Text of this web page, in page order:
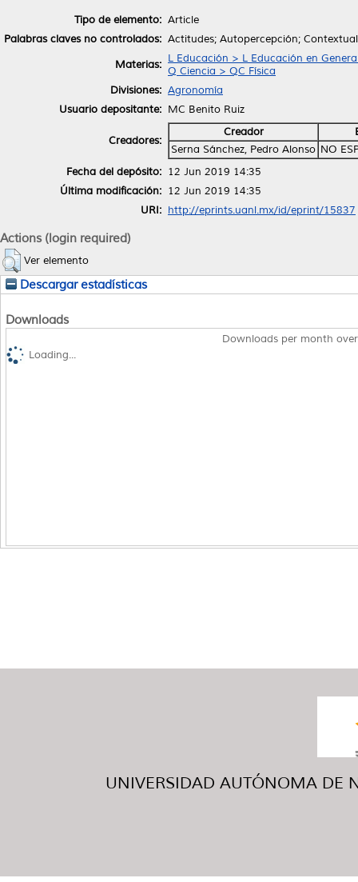
Tipo de elemento: Article
Palabras claves no controlados: Actitudes; Autopercepción;
Materias: L Educación > L Educación en
Q Ciencia > QC Física
Divisiones: Agronomía
Usuario depositante: MC Benito Ruiz
Creadores:
Creador
Serna Sánchez, Pedro Alonso NO
Fecha del depósito: 12 Jun 2019 14:35
Última modificación: 12 Jun 2019 14:35
URI: http://eprints.uanl.mx/id/eprint/15837
Actions (login required)
Ver elemento
Descargar estadísticas
Downloads
Downloads per month
Loading...
UNIVERSIDAD AUTÓNOMA DE